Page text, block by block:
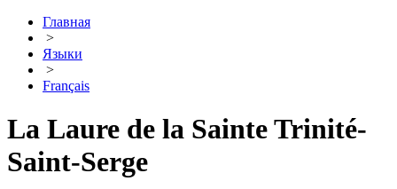
Главная
>
Языки
>
Français
La Laure de la Sainte Trinité-
Saint-Serge